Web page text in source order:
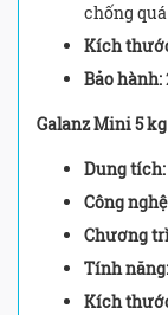
chống
Kích
Bảo hành:
Galanz Mini 5 kg
Dung tích:
Công
Chương
Tính năng:
Kích